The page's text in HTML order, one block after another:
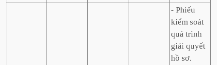
- Phiếu
kiểm soát
quá trình
giải quyết
hồ sơ.